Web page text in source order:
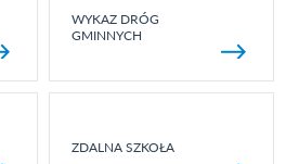
WYKAZ DRÓG
GMINNYCH
ZDALNA SZKOŁA